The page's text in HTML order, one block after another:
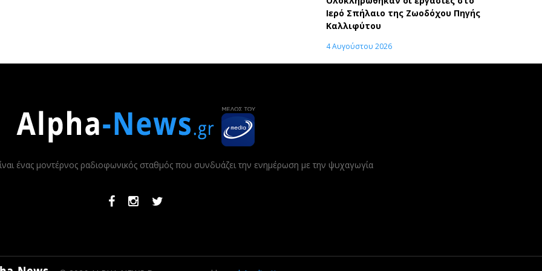
Ιερό Σπήλαιο της Ζωοδόχου Πηγής
Καλλιφύτου
4 Αυγούστου 2026
ένας μοντέρνος ραδιοφωνικός σταθμός που συνδυάζει την ενημέρωση με την ψυχαγωγία
FacebookInstagramTwitter